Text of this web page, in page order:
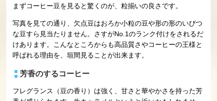
まずコーヒー豆を見ると驚くのが、粒揃いの良さです。
写真を見ての通り、欠点豆はおろか小粒の豆や形の形のいびつ
な豆すら見当たりません。さすがNo.1のランク付けをされるだ
けあります。こんなところからも高品質さやコーヒーの王様と
呼ばれる理由を、垣間見ることが出来ます。
芳香のするコーヒー
フレグランス（豆の香り）は強く、甘さと華やかさを持った芳